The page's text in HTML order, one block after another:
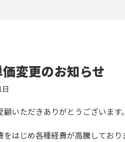
変更のお知らせ
顧いただきありがとうございます。
をはじめ各種経費が高騰してお